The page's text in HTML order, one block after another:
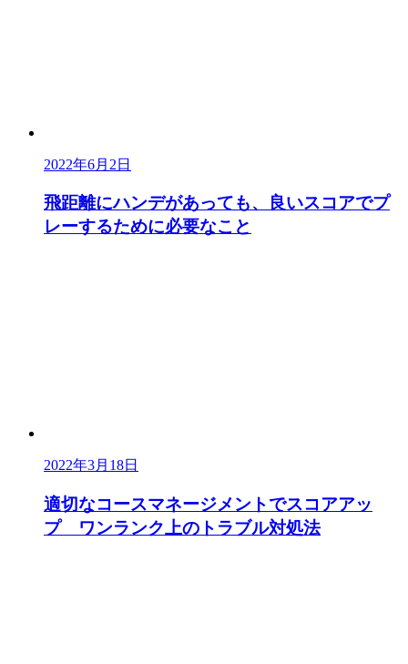
2022年6月2日
飛距離にハンデがあっても、良いスコアでプ
レーするために必要なこと
2022年3月18日
適切なコースマネージメントでスコアアッ
プ ワンランク上のトラブル対処法